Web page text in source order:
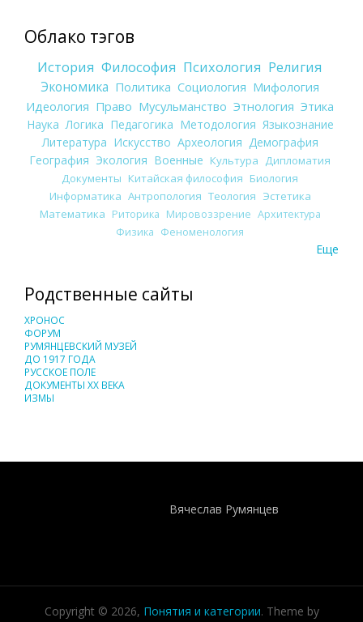
Облако тэгов
История Философия Психология Религия
Экономика Политика Социология Мифология
Идеология Право Мусульманство Этнология Этика
Наука Логика Педагогика Методология Языкознание
Литература Искусство Археология Демография
География Экология Военные Культура
Дипломатия
Документы Китайская философия Биология
Информатика Антропология Теология Эстетика
Математика Риторика Мировоззрение Архитектура
Физика Феноменология
Еще
Родственные сайты
ХРОНОС
ФОРУМ
РУМЯНЦЕВСКИЙ МУЗЕЙ
ДО 1917 ГОДА
РУССКОЕ ПОЛЕ
ДОКУМЕНТЫ XX ВЕКА
ИЗМЫ
Вячеслав Румянцев
Copyright © 2026, Понятия и категории. Theme by